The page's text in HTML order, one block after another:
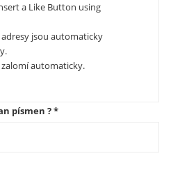
a Like Button using
jsou automaticky
zalomí automaticky.
písmen ?*